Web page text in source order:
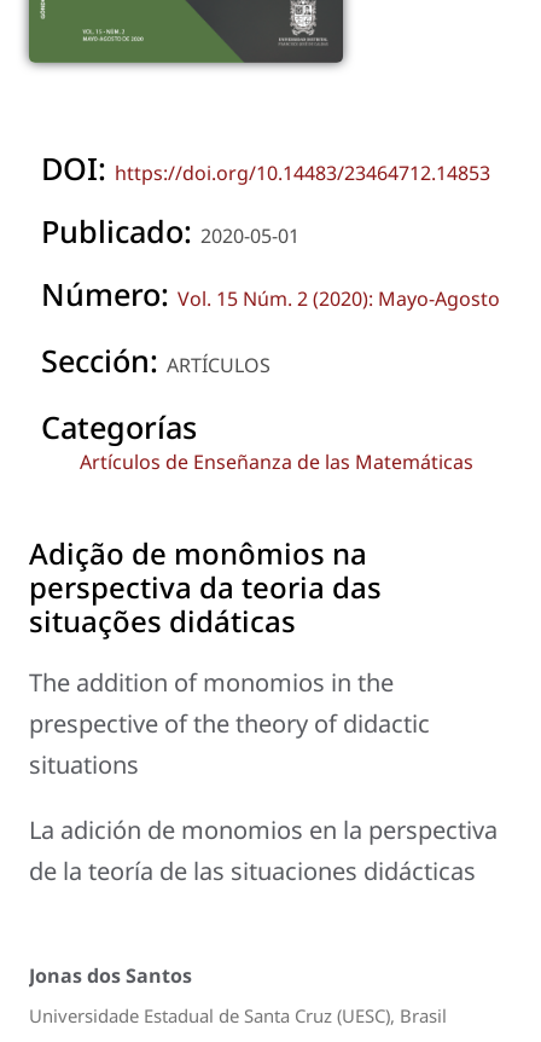
DOI: https://doi.org/10.14483/23464712.14853
Publicado: 2020-05-01
Número: Vol. 15 Núm. 2 (2020): Mayo-Agosto
Sección: ARTÍCULOS
Categorías
Artículos de Enseñanza de las Matemáticas
Adição de monômios na
perspectiva da teoria das
situações didáticas
The addition of monomios in the
prespective of the theory of didactic
situations
La adición de monomios en la perspectiva
de la teoría de las situaciones didácticas
Jonas dos Santos
Universidade Estadual de Santa Cruz (UESC), Brasil